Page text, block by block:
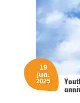
19
jun.
2025